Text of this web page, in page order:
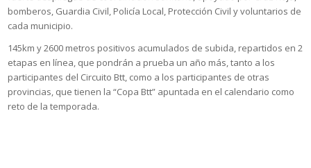
bomberos, Guardia Civil, Policía Local, Protección Civil y voluntarios de
cada municipio.
145km y 2600 metros positivos acumulados de subida, repartidos en 2
etapas en línea, que pondrán a prueba un año más, tanto a los
participantes del Circuito Btt, como a los participantes de otras
provincias, que tienen la “Copa Btt” apuntada en el calendario como
reto de la temporada.